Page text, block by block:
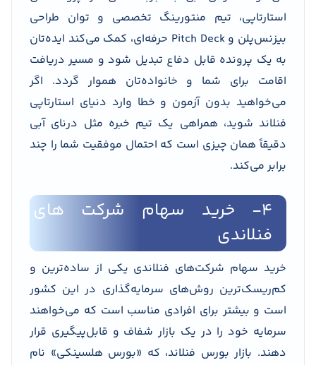
استارتاپی، تیم منتورینگ تخصصی و توان طراحی
بیزنس‌پلن و Pitch Deck حرفه‌ای، کمک می‌کند ایده‌تان
به یک پرونده قابل دفاع تبدیل شود و مسیر دریافت
اقامت برای شما و خانواده‌تان هموار گردد. اگر
می‌خواهید بدون آزمون و خطا وارد دنیای استارتاپی
فنلاند شوید، همراهی یک تیم خبره مثل درنای آبی
دقیقاً همان چیزی است که احتمال موفقیت شما را چند
برابر می‌کند.
۴- خرید سهام شرکت های
فنلاندی
خرید سهام شرکت‌های فنلاندی یکی از ساده‌ترین و
کم‌ریسک‌ترین روش‌های سرمایه‌گذاری در این کشور
است و بیشتر برای افرادی مناسب است که می‌خواهند
سرمایه خود را در یک بازار شفاف و قابل‌پیگیری قرار
دهند. بازار بورس فنلاند، که «بورس هلسینکی» نام